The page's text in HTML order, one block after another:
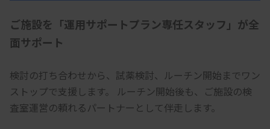
ご施設を「運用サポートプラン専任スタッフ」が全
面サポート
検討の打ち合わせから、試薬検討、ルーチン開始までワン
ストップで支援します。 ルーチン開始後も、ご施設の検
査室運営の頼れるパートナーとして伴走します。